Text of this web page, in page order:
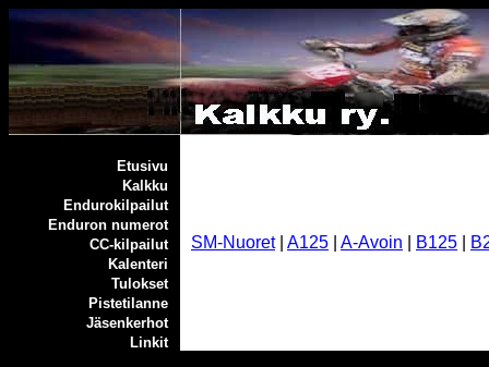
Etusivu
Kalkku
Endurokilpailut
Enduron numerot
CC-kilpailut
Kalenteri
Tulokset
Pistetilanne
Jäsenkerhot
Linkit
SM-Nuoret| A125 A-Avoin B125